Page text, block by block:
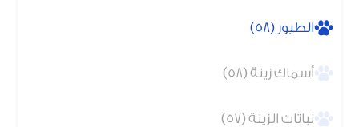
الطيور (58)
أسماك زينة (58)
نباتات الزينة (57)